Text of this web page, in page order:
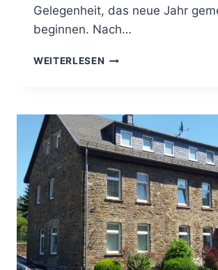
Gelegenheit, das neue Jahr
beginnen. Nach…
WEITERLESEN